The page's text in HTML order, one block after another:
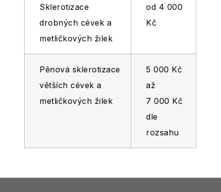
Sklerotizace
drobných cévek a
metličkových žilek
od 4 000
Kč
Pěnová sklerotizace
větších cévek a
metličkových žilek
5 000 Kč
až
7 000 Kč
dle
rozsahu